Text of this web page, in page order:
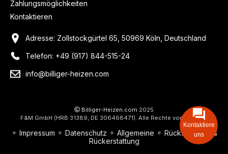
Zahlungsmöglichkeiten
Kontaktieren
Adresse: Zollstockgürtel 65, 50969 Köln, Deutschland
Telefon: +49 (917) 844-515-24
info@billiger-heizen.com
Billiger-Heizen.com 2025
F&M GmbH (HRB 31389, DE 306468471). Alle Rechte vorbehalten.
⚬ Impressum ⚬ Datenschutz ⚬ Allgemeine ⚬ Rücksendung &
Rückerstattung
Kontaktiere
uns